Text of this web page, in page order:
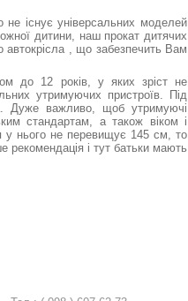
існує універсальних моделей
дитини, наш прокат дитячих
автокрісла , що забезпечить Вам
до 12 років, у яких зріст не
утримуючих пристроїв. Під
Дуже важливо, щоб утримуючі
стандартам, а також віком і
у нього не перевищує 145 см, то
рекомендація і тут батьки мають